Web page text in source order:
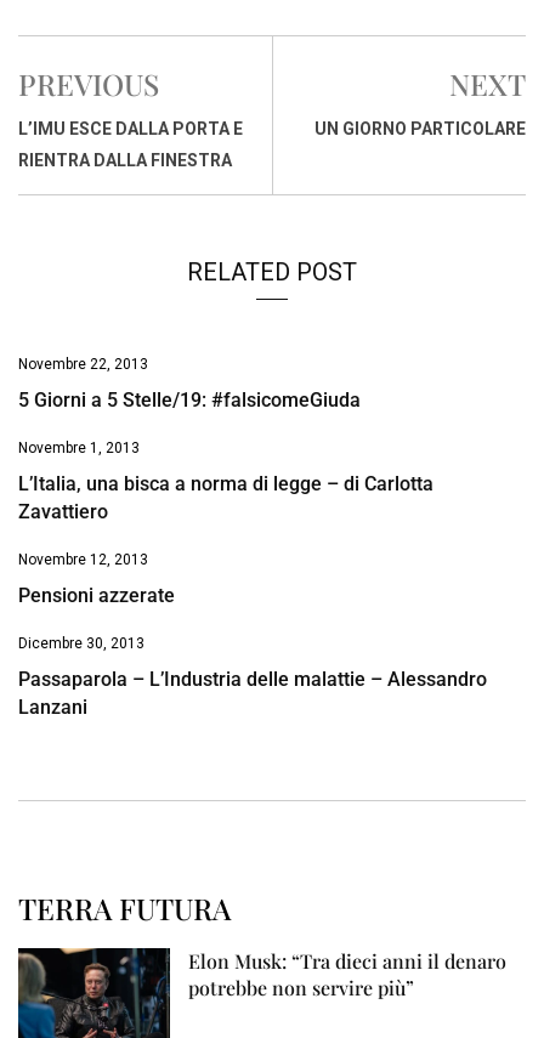
c
b
o
o
a
s
A
p
n
d
I
r
d
s
a
p
i
PREVIOUS
L’IMU ESCE DALLA PORTA E
RIENTRA DALLA FINESTRA
NEXT
UN GIORNO PARTICOLARE
RELATED POST
Novembre 22, 2013
5 Giorni a 5 Stelle/19: #falsicomeGiuda
Novembre 1, 2013
L’Italia, una bisca a norma di legge – di Carlotta
Zavattiero
Novembre 12, 2013
Pensioni azzerate
Dicembre 30, 2013
Passaparola – L’Industria delle malattie – Alessandro
Lanzani
TERRA FUTURA
Elon Musk: “Tra dieci anni il denaro
potrebbe non servire più”